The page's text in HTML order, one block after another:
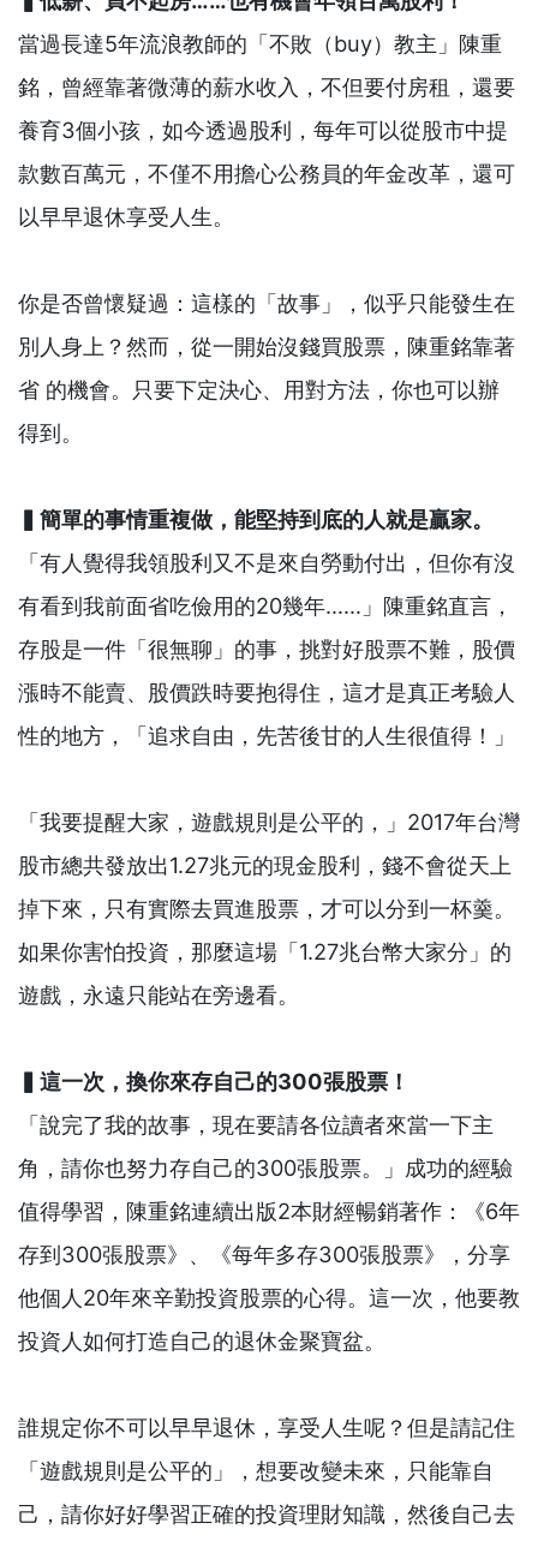
當過長達5年流浪教師的「不敗（buy）教主」陳重
銘，曾經靠著微薄的薪水收入，不但要付房租，還要
養育3個小孩，如今透過股利，每年可以從股市中提
款數百萬元，不僅不用擔心公務員的年金改革，還可
以早早退休享受人生。
你是否曾懷疑過：這樣的「故事」，似乎只能發生在
別人身上？然而，從一開始沒錢買股票，陳重銘靠著
省 的機會。只要下定決心、用對方法，你也可以辦
得到。
▍簡單的事情重複做，能堅持到底的人就是贏家。
「有人覺得我領股利又不是來自勞動付出，但你有沒
有看到我前面省吃儉用的20幾年……」陳重銘直言，
存股是一件「很無聊」的事，挑對好股票不難，股價
漲時不能賣、股價跌時要抱得住，這才是真正考驗人
性的地方，「追求自由，先苦後甘的人生很值得！」
「我要提醒大家，遊戲規則是公平的，」2017年台灣
股市總共發放出1.27兆元的現金股利，錢不會從天上
掉下來，只有實際去買進股票，才可以分到一杯羹。
如果你害怕投資，那麼這場「1.27兆台幣大家分」的
遊戲，永遠只能站在旁邊看。
▍這一次，換你來存自己的300張股票！
「說完了我的故事，現在要請各位讀者來當一下主
角，請你也努力存自己的300張股票。」成功的經驗
值得學習，陳重銘連續出版2本財經暢銷著作：《6年
存到300張股票》、《每年多存300張股票》，分享
他個人20年來辛勤投資股票的心得。這一次，他要教
投資人如何打造自己的退休金聚寶盆。
誰規定你不可以早早退休，享受人生呢？但是請記住
「遊戲規則是公平的」，想要改變未來，只能靠自
己，請你好好學習正確的投資理財知識，然後自己去